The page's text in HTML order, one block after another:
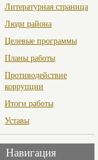
Литературная страница
Люди района
Целевые программы
Планы работы
Противодействие
коррупции
Итоги работы
Уставы
Навигация